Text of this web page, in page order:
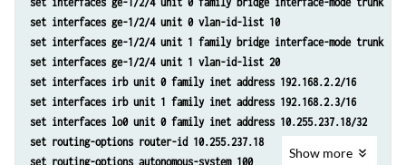
set protocols bgp group ibgp neighbor 10.255.237.18
set protocols ospf area 0.0.0.0 interface all
set protocols ospf area 0.0.0.0 interface fxp0.0 disable
set routing-instances evpna instance-type virtual-switch
set routing-instances evpna interface ge-0/1/4.0
set routing-instances evpna interface ge-0/1/4.1
set routing-instances evpna route-distinguisher 10.255.169.37:1
set routing-instances evpna vrf-target target:100:1
set interfaces ge-1/2/4 unit 0 vlan-id-list 10
set interfaces ge-1/2/4 unit 1 family bridge interface-mode trunk
set interfaces ge-1/2/4 unit 1 vlan-id-list 20
set interfaces irb unit 0 family inet address 192.168.2.2/16
set interfaces irb unit 1 family inet address 192.168.2.3/16
set interfaces lo0 unit 0 family inet address 10.255.237.18/32
set routing-options router-id 10.255.237.18
set routing-options autonomous-system 100
Show more